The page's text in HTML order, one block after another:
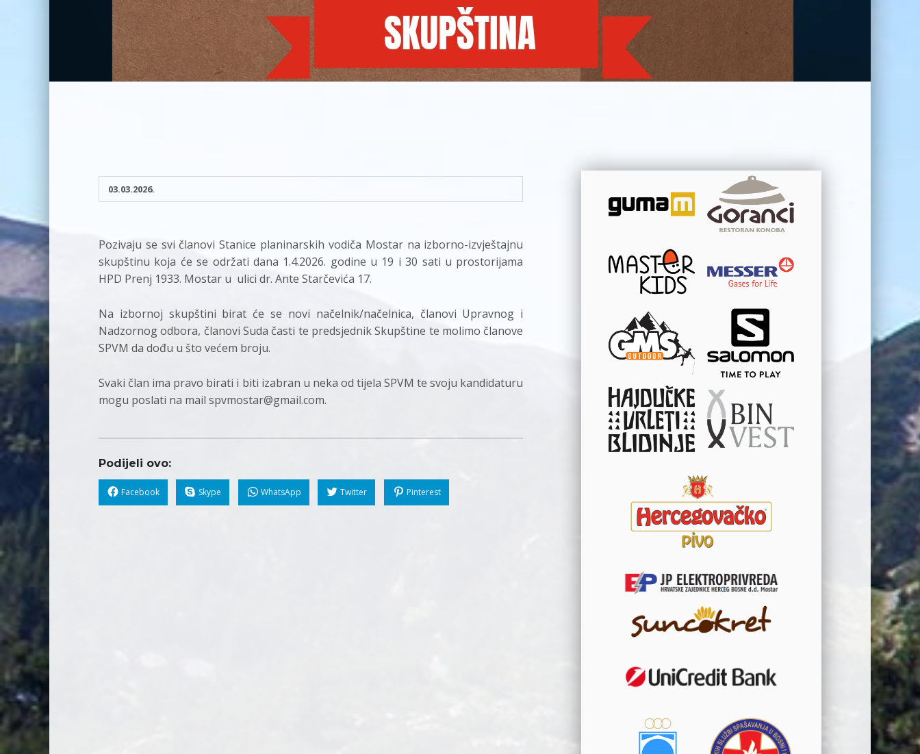
03.03.2026.
Pozivaju se svi članovi Stanice planinarskih vodiča Mostar na izborno-izvještajnu
skupštinu koja će se održati dana 1.4.2026. godine u 19 i 30 sati u prostorijama
HPD Prenj 1933. Mostar u ulici dr. Ante Starčevića 17.
Na izbornoj skupštini birat će se novi načelnik/načelnica, članovi Upravnog i
Nadzornog odbora, članovi Suda časti te predsjednik Skupštine te molimo članove
SPVM da dođu u što većem broju.
Svaki član ima pravo birati i biti izabran u neka od tijela SPVM te svoju kandidaturu
mogu poslati na mail spvmostar@gmail.com.
Podijeli ovo:
Facebook Skype WhatsApp Twitter Pinterest